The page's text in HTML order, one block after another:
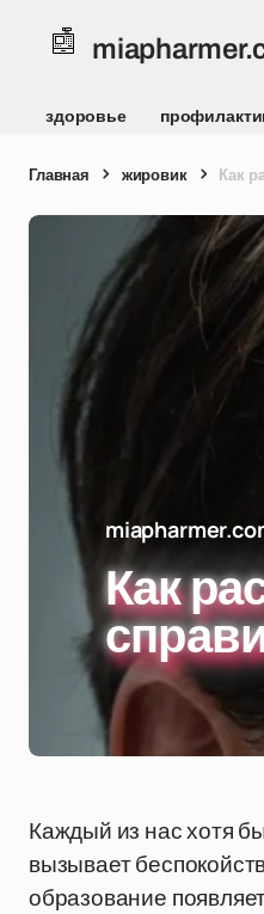
здоровье
Главная жировик Как
Как
Каждый из нас хотя
вызывает
образование